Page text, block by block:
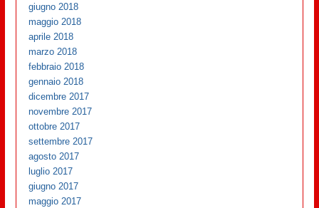
giugno 2018
maggio 2018
aprile 2018
marzo 2018
febbraio 2018
gennaio 2018
dicembre 2017
novembre 2017
ottobre 2017
settembre 2017
agosto 2017
luglio 2017
giugno 2017
maggio 2017